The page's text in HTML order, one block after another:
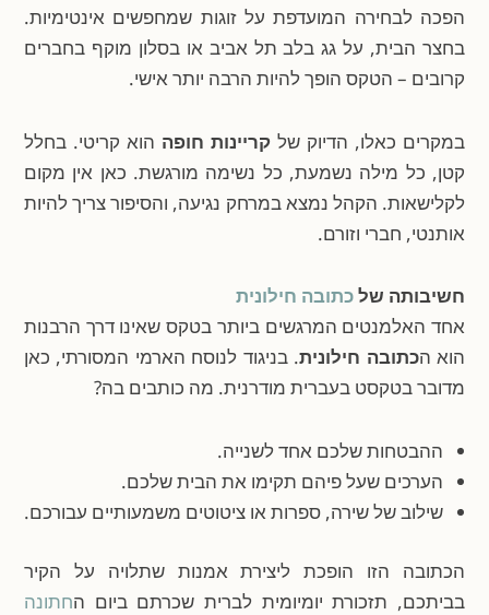
הפכה לבחירה המועדפת על זוגות שמחפשים אינטימיות.
בחצר הבית, על גג בלב תל אביב או בסלון מוקף בחברים
קרובים – הטקס הופך להיות הרבה יותר אישי.
במקרים כאלו, הדיוק של קריינות חופההוא קריטי. בחלל
קטן, כל מילה נשמעת, כל נשימה מורגשת. כאן אין מקום
לקלישאות. הקהל נמצא במרחק נגיעה, והסיפור צריך להיות
אותנטי, חברי וזורם.
חשיבותה שלכתובה חילונית
אחד האלמנטים המרגשים ביותר בטקס שאינו דרך הרבנות
הוא הכתובה חילונית. בניגוד לנוסח הארמי המסורתי, כאן
מדובר בטקסט בעברית מודרנית. מה כותבים בה?
ההבטחות שלכם אחד לשנייה.
הערכים שעל פיהם תקימו את הבית שלכם.
שילוב של שירה, ספרות או ציטוטים משמעותיים עבורכם.
הכתובה הזו הופכת ליצירת אמנות שתלויה על הקיר
בביתכם, תזכורת יומיומית לברית שכרתם ביום החתונה